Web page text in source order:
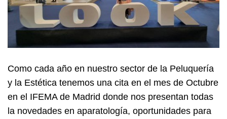
Como cada año en nuestro sector de la Peluquería
y la Estética tenemos una cita en el mes de Octubre
en el IFEMA de Madrid donde nos presentan todas
la novedades en aparatología, oportunidades para